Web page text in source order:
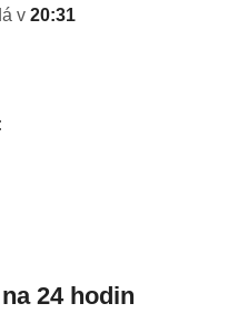
v 20:31
24 hodin